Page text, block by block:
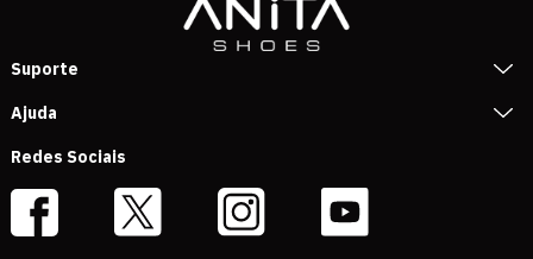
Suporte
Ajuda
Redes Sociais